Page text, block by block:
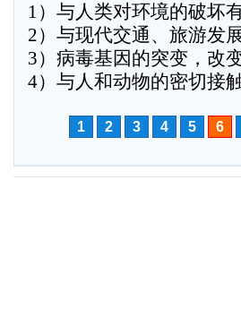
1）与人类对环境的破坏有
2）与现代交通、旅游发
3）病毒基因的突变，改
4）与人和动物的密切接
1 2 3 4 5 6